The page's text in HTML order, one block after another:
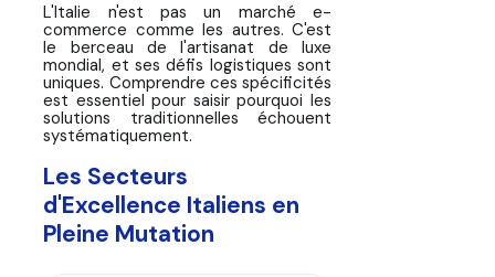
L'Italie n'est pas un marché e-
commerce comme les autres. C'est
le berceau de l'artisanat de luxe
mondial, et ses défis logistiques sont
uniques. Comprendre ces spécificités
est essentiel pour saisir pourquoi les
solutions traditionnelles échouent
systématiquement.
Les Secteurs
d'Excellence Italiens en
Pleine Mutation